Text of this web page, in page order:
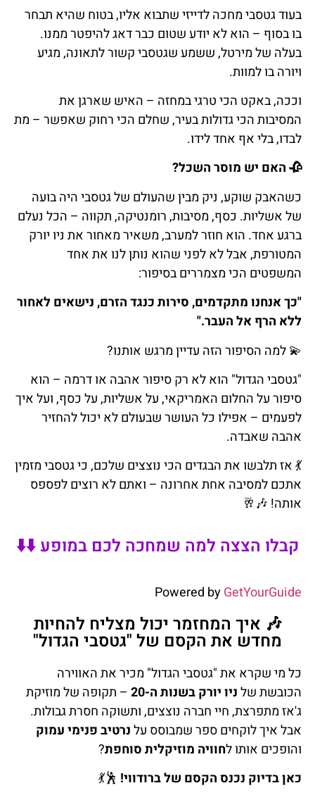
בעוד גטסבי מחכה לדייזי שתבוא אליו, בטוח שהיא תבחר
בו בסוף – הוא לא יודע שטום כבר דאג להיפטר ממנו.
בעלה של מירטל, ששמע שגטסבי קשור לתאונה, מגיע
ויורה בו למוות.
וככה, באקט הכי טרגי במחזה – האיש שארגן את
המסיבות הכי גדולות בעיר, שחלם הכי רחוק שאפשר – מת
לבדו, בלי אף אחד לידו.
🥀האם יש מוסרהשכל?
כשהאבק שוקע, ניק מבין שהעולם של גטסבי היה בועה
של אשליות. כסף, מסיבות, רומנטיקה, תקווה – הכל נעלם
ברגע אחד. הוא חוזר למערב, משאיר מאחור את ניו יורק
המטורפת, אבל לא לפני שהוא נותן לנו את אחד
המשפטים הכי מצמררים בסיפור:
"כך אנחנו מתקדמים, סירות כנגד הזרם, נישאים לאחור
ללא הרף אל העבר."
💫למה הסיפורהזה עדייןמרגש אותנו?
"גטסבי הגדול" הוא לא רק סיפור אהבה או דרמה – הוא
סיפור על החלום האמריקאי, על אשליות, על כסף, ועל איך
לפעמים – אפילו כל העושר שבעולם לא יכול להחזיר
אהבה שאבדה.
💃אזתלבשואתהבגדים הכי נוצצים שלכם,כיגטסבימזמין
אתכםלמסיבה אחתאחרונה – ואתםלא רוציםלפספס
אותה!
🎶🥂
קבלו הצצה למה שמחכה לכם במופע ⬇️⬇️
Powered byGetYourGuide
🎶 איך המחזמר יכול מצליח להחיות
מחדש את הקסם של "גטסבי הגדול"
כל מי שקרא את "גטסבי הגדול" מכיר את האווירה
הכובשת שלניו יורק בשנות ה-20
– תקופה של מוזיקת
ג'אז מתפרצת, חיי חברה נוצצים, ותשוקה חסרת גבולות.
אבל איך לוקחים ספר שמבוסס עלנרטיב פנימי עמוק
והופכים אותו לחוויה מוזיקלית סוחפת?
כאן בדיוק נכנס הקסם של ברודווי! 🕺💃